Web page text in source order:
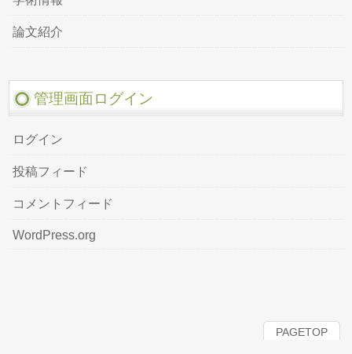
論文紹介
管理画面ログイン
ログイン
投稿フィード
コメントフィード
WordPress.org
PAGETOP